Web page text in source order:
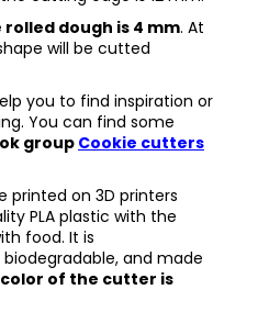
dough is 4 mm. At
will be cutted
you to find inspiration or
You can find some
group Cookie cutters
printed on 3D printers
PLA plastic with the
food. It is
and made
of the cutter is